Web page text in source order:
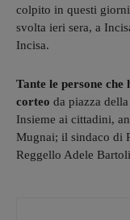
colpito in questi
svolta ieri sera, a
Incisa.
Tante le persone
corteo da piazza
Insieme ai cittadini,
Mugnai; il sindaco di
Reggello Adele